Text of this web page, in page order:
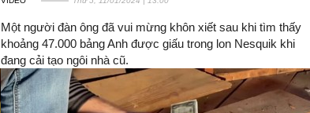
Một người đàn ông đã vui mừng khôn xiết sau khi tìm thấy
khoảng 47.000 bảng Anh được giấu trong lon Nesquik khi
đang cải tạo ngôi nhà cũ.